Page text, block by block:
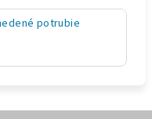
potrubie